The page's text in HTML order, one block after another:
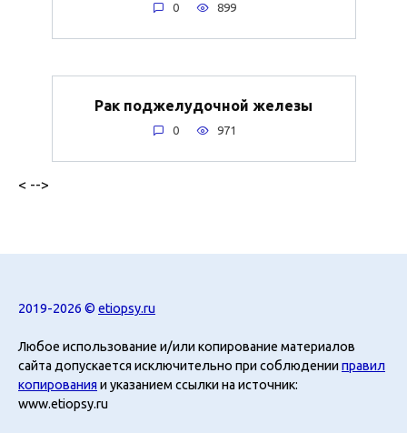
0 899
Рак поджелудочной железы
0 971
< -->
2019-2026 © etiopsy.ru
Любое использование и/или копирование материалов
сайта допускается исключительно при соблюденииправил
копирования и указанием ссылки на источник:
www.etiopsy.ru